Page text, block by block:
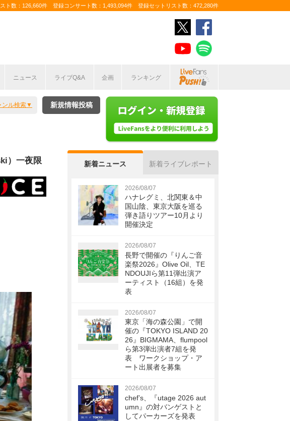
ト数：126,660件 登録コンサート数：1,493,094件 登録セットリスト数：472,280件
ニュース ライブQ&A 企画 ランキング
ンル検索 新規情報投稿
）一夜限
新着ニュース 新着ライブレポート
2026/08/07
ハナレグミ、北関東＆中
国山陰、東京大阪を巡る
弾き語りツアー10月より
開催決定
2026/08/07
長野で開催の『りんご音
楽祭2026』Olive Oil、TE
NDOUJIら第11弾出演ア
ーティスト（16組）を発
表
2026/08/07
東京「海の森公園」で開
催の『TOKYO ISLAND 20
26』BIGMAMA、flumpool
ら第3弾出演者7組を発
表 ワークショップ・ア
ート出展者を募集
2026/08/07
chef’s、『utage 2026 aut
umn』の対バンゲストと
してパーカーズを発表